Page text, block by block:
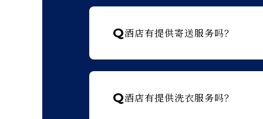
Q酒店有提供寄送服务吗？
Q酒店有提供洗衣服务吗？